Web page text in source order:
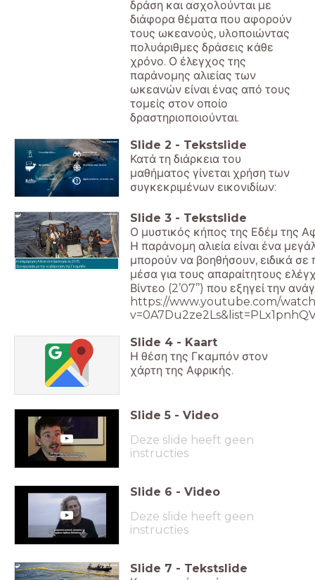
δράση και ασχολούνται με
διάφορα θέματα που αφορούν
τους ωκεανούς, υλοποιώντας
πολυάριθμες δράσεις κάθε
χρόνο. Ο έλεγχος της
παράνομης αλιείας των
ωκεανών είναι ένας από τους
τομείς στον οποίο
δραστηριοποιούνται.
Γνωρίζετε ήδη...
Θα μάθετε...
Απαιτείται δράση! Αξιολογήστε τις γνώσεις σας
Κλικάρετε στην εικόνα
Δείτε το βίντεο
Slide 2 - Tekstslide
Κατά τη διάρκεια του
μαθήματος γίνεται χρήση των
συγκεκριμένων εικονιδίων:
Η επιχείρηση Albacore ξεκίνησε το 2015.
Συνεργασία με την κυβέρνηση της Γκαμπόν.
Slide 3 - Tekstslide
Ο μυστικός κήπος της Εδέμ της
Η παράνομη αλιεία είναι ένα
μπορούν να βοηθήσουν, ειδικά σε
μέσα για τους απαραίτητους
Βίντεο (2’07’’) που εξηγεί την
https://www.youtube.com/
Slide 4 - Kaart
Η θέση της Γκαμπόν στον
χάρτη της Αφρικής.
Slide 5 - Video
Deze slide heeft geen
instructies
Slide 6 - Video
Deze slide heeft geen
instructies
Slide 7 - Tekstslide